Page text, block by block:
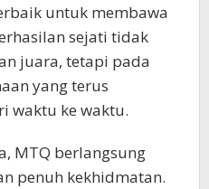
untuk membawa
sejati tidak
juara, tetapi pada
yang terus
waktu ke waktu.
MTQ berlangsung
penuh kekhidmatan.